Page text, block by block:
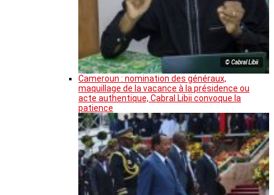
© Cabral Libii
Cameroun : nomination des généraux,
maquillage de la vacance à la présidence ou
acte authentique, Cabral Libii convoque la
patience